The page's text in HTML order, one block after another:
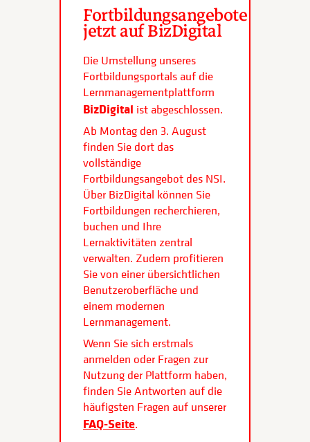
Fortbildungsangebote
jetzt auf BizDigital
Die Umstellung unseres
Fortbildungsportals auf die
Lernmanagementplattform
BizDigital ist abgeschlossen.
Ab Montag den 3. August
finden Sie dort das
vollständige
Fortbildungsangebot des NSI.
Über BizDigital können Sie
Fortbildungen recherchieren,
buchen und Ihre
Lernaktivitäten zentral
verwalten. Zudem profitieren
Sie von einer übersichtlichen
Benutzeroberfläche und
einem modernen
Lernmanagement.
Wenn Sie sich erstmals
anmelden oder Fragen zur
Nutzung der Plattform haben,
finden Sie Antworten auf die
häufigsten Fragen auf unserer
FAQ-Seite.